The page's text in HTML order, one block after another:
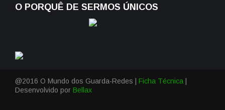
O PORQUÊ DE SERMOS ÚNICOS
@2016 O Mundo dos Guarda-Redes | Ficha Técnica
Desenvolvido por Bellax